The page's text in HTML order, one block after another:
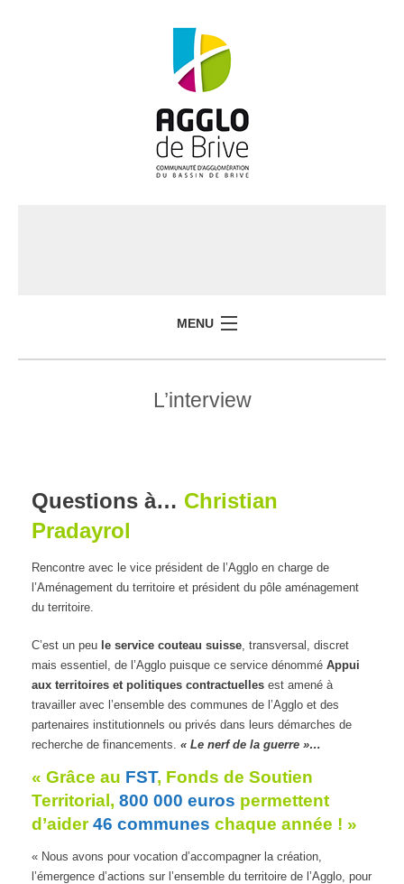
MENU
L’interview
Questions à… Christian
Pradayrol
Rencontre avec le vice président de l’Agglo en charge de
l’Aménagement du territoire et président du pôle aménagement
du territoire.
C’est un peu le service couteau suisse, transversal, discret
mais essentiel, de l’Agglo puisque ce service dénommé Appui
aux territoires et politiques contractuellesest amené à
travailler avec l’ensemble des communes de l’Agglo et des
partenaires institutionnels ou privés dans leurs démarches de
recherche de financements. « Le nerf de la guerre »…
« Grâce au FST, Fonds de Soutien
Territorial, 800 000 euros permettent
d’aider46 communes chaque année ! »
« Nous avons pour vocation d’accompagner la création,
l’émergence d’actions sur l’ensemble du territoire de l’Agglo, pour